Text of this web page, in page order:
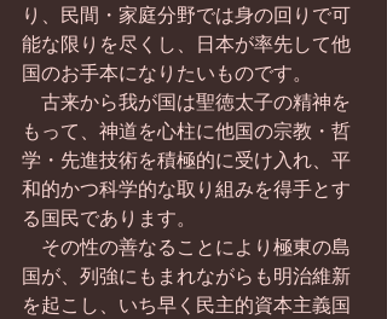
り、民間・家庭分野では身の回りで可
能な限りを尽くし、日本が率先して他
国のお手本になりたいものです。
古来から我が国は聖徳太子の精神を
もって、神道を心柱に他国の宗教・哲
学・先進技術を積極的に受け入れ、平
和的かつ科学的な取り組みを得手とす
る国民であります。
その性の善なることにより極東の島
国が、列強にもまれながらも明治維新
を起こし、いち早く民主的資本主義国